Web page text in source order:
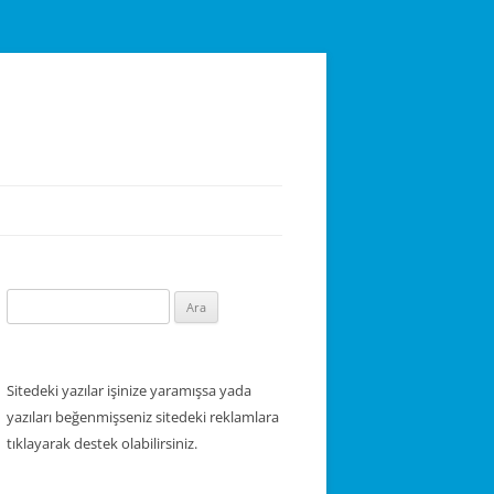
Sitedeki yazılar işinize yaramışsa yada
yazıları beğenmişseniz sitedeki reklamlara
tıklayarak destek olabilirsiniz.